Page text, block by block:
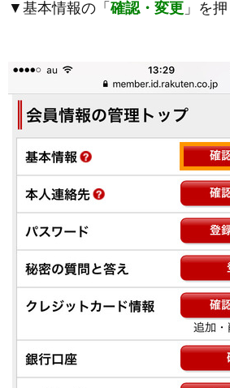
▼基本情報の「確認・変更 」を